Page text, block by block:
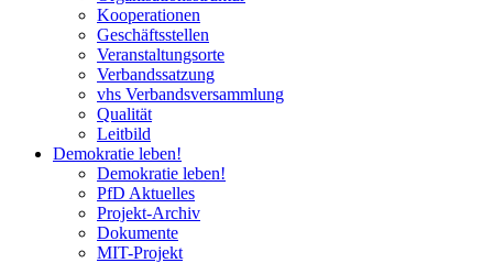
Kooperationen
Geschäftsstellen
Veranstaltungsorte
Verbandssatzung
vhs Verbandsversammlung
Qualität
Leitbild
Demokratie leben!
Demokratie leben!
PfD Aktuelles
Projekt-Archiv
Dokumente
MIT-Projekt